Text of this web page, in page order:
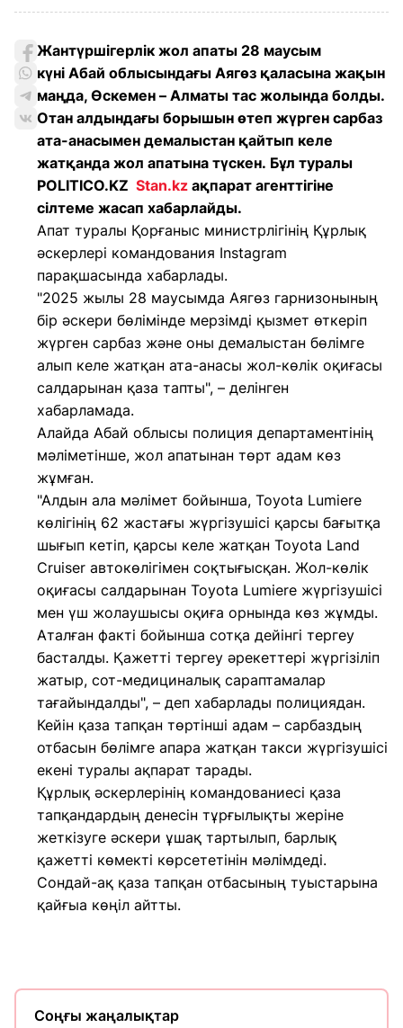
Жантүршігерлік жол апаты 28 маусым
күні Абай облысындағы Аягөз қаласына жақын
маңда, Өскемен – Алматы тас жолында болды.
Отан алдындағы борышын өтеп жүрген сарбаз
ата-анасымен демалыстан қайтып келе
жатқанда жол апатына түскен. Бұл туралы
POLITICO.KZ Stan.kz ақпарат агенттігіне
сілтеме жасап хабарлайды.
Апат туралы Қорғаныс министрлігінің Құрлық
әскерлері командования Instagram
парақшасында хабарлады.
"2025 жылы 28 маусымда Аягөз гарнизонының
бір әскери бөлімінде мерзімді қызмет өткеріп
жүрген сарбаз және оны демалыстан бөлімге
алып келе жатқан ата-анасы жол-көлік оқиғасы
салдарынан қаза тапты", – делінген
хабарламада.
Алайда Абай облысы полиция департаментінің
мәліметінше, жол апатынан төрт адам көз
жұмған.
"Алдын ала мәлімет бойынша, Toyota Lumiere
көлігінің 62 жастағы жүргізушісі қарсы бағытқа
шығып кетіп, қарсы келе жатқан Toyota Land
Cruiser автокөлігімен соқтығысқан. Жол-көлік
оқиғасы салдарынан Toyota Lumiere жүргізушісі
мен үш жолаушысы оқиға орнында көз жұмды.
Аталған факті бойынша сотқа дейінгі тергеу
басталды. Қажетті тергеу әрекеттері жүргізіліп
жатыр, сот-медициналық сараптамалар
тағайындалды", – деп хабарлады полициядан.
Кейін қаза тапқан төртінші адам – сарбаздың
отбасын бөлімге апара жатқан такси жүргізушісі
екені туралы ақпарат тарады.
Құрлық әскерлерінің командованиесі қаза
тапқандардың денесін тұрғылықты жеріне
жеткізуге әскери ұшақ тартылып, барлық
қажетті көмекті көрсететінін мәлімдеді.
Сондай-ақ қаза тапқан отбасының туыстарына
қайғыа көңіл айтты.
Соңғы жаңалықтар